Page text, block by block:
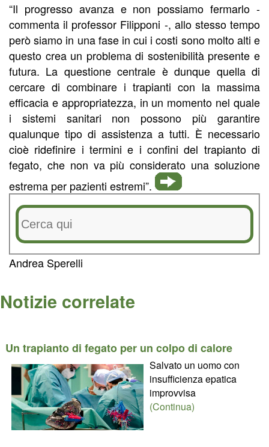
“Il progresso avanza e non possiamo fermarlo -
commenta il professor Filipponi -, allo stesso tempo
però siamo in una fase in cui i costi sono molto alti e
questo crea un problema di sostenibilità presente e
futura. La questione centrale è dunque quella di
cercare di combinare i trapianti con la massima
efficacia e appropriatezza, in un momento nel quale
i sistemi sanitari non possono più garantire
qualunque tipo di assistenza a tutti. È necessario
cioè ridefinire i termini e i confini del trapianto di
fegato, che non va più considerato una soluzione
estrema per pazienti estremi”.
Andrea Sperelli
Notizie correlate
Un trapianto di fegato per un colpo di calore
Salvato un uomo con
insufficienza epatica
improvvisa
(Continua)